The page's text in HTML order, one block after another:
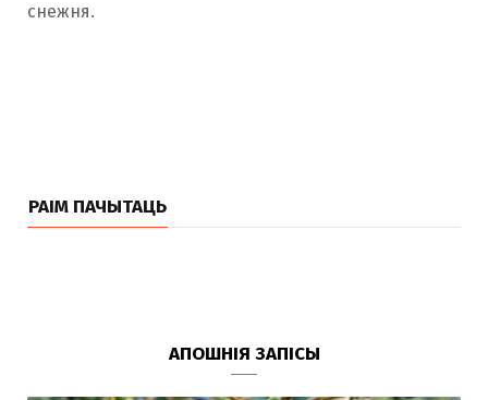
снежня.
РАІМ ПАЧЫТАЦЬ
АПОШНІЯ ЗАПІСЫ